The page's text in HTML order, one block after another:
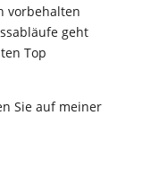
vorbehalten
geht
Top
Sie auf meiner